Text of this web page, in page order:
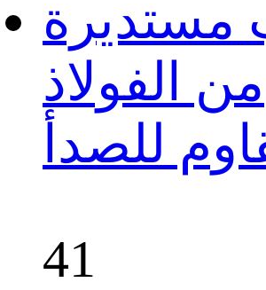
مستديرة
من الفولاذ
للصدأ
41